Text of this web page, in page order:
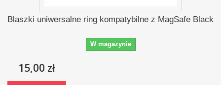
Blaszki uniwersalne ring kompatybilne z MagSafe Black
W magazynie
15,00 zł